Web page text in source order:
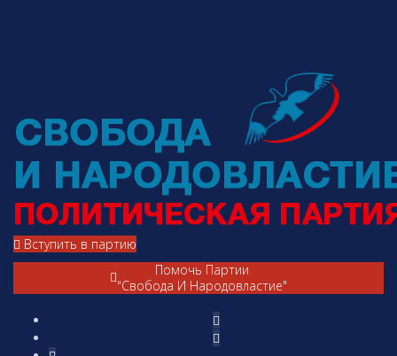
Вступить в партию
Помочь Партии
"Свобода И Народовластие"